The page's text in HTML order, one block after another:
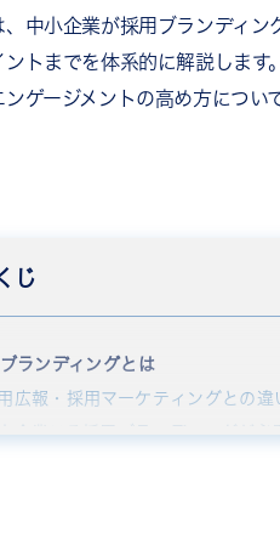
中小企業が採用ブランディン
ントまでを体系的に解説しま
ンゲージメントの高め方につ
じ
ランディングとは
広報・採用マーケティングとの違
小企業こそ採用ブランディングが必
企業が抱える採用課題と採用ブラ